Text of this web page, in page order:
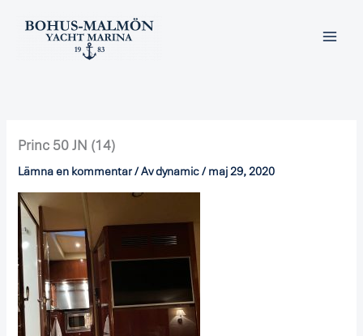
Princ 50 JN (14)
Lämna en kommentar/ Avdynamic/ maj 29, 2020